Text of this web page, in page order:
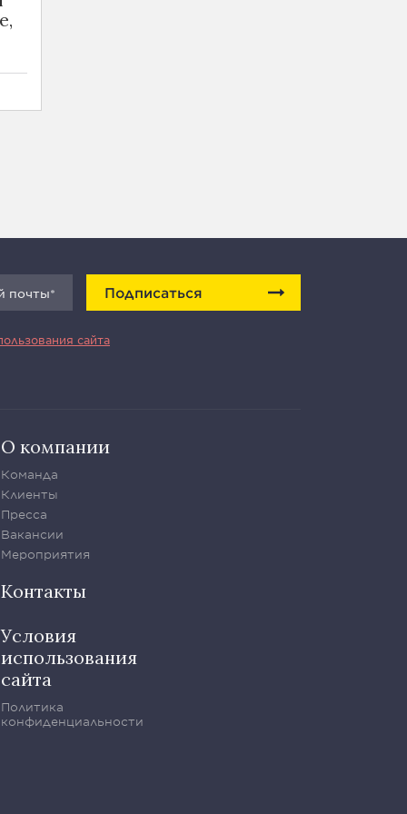
Подписаться
сайта
О компании
Команда
Клиенты
Пресса
Вакансии
Мероприятия
Контакты
Условия
использования
сайта
Политика
конфиденциальности